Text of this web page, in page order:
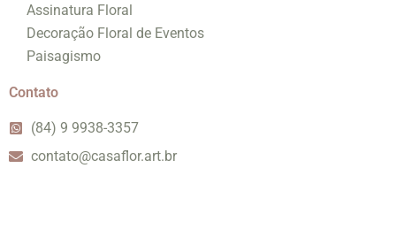
Assinatura Floral
Decoração Floral de Eventos
Paisagismo
Contato
(84) 9 9938-3357
contato@casaflor.art.br